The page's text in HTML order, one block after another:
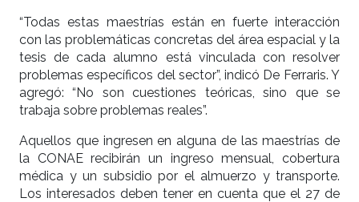
“Todas estas maestrías están en fuerte interacción
con las problemáticas concretas del área espacial y la
tesis de cada alumno está vinculada con resolver
problemas específicos del sector”, indicó De Ferraris. Y
agregó: “No son cuestiones teóricas, sino que se
trabaja sobre problemas reales”.
Aquellos que ingresen en alguna de las maestrías de
la CONAE recibirán un ingreso mensual, cobertura
médica y un subsidio por el almuerzo y transporte.
Los interesados deben tener en cuenta que el 27 de